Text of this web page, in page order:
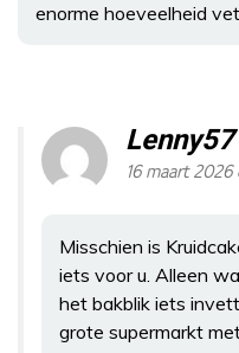
enorme hoeveelheid
Lenny57
16 maart 2026
Misschien is
iets voor u. Alleen
het bakblik iets
grote supermarkt